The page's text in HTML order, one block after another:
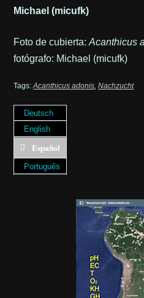
Michael (micufk)
Foto de cubierta:Acanthicus
fotógrafo: Michael (micufk)
Tags:Acanthicus adonis ,Nachzucht
Deutsch
English
Español
Português